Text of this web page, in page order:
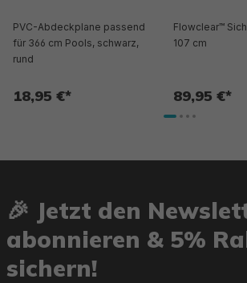
PVC-Abdeckplane passend
für 366 cm Pools, schwarz,
rund
18,95 €*
Flowclear™
107 cm
89,95 €*
🎉 Jetzt den
abonnieren & 5%
sichern!